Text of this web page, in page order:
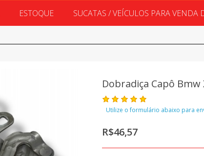
ESTOQUE SUCATAS / VEÍCULOS PARA VENDA
Dobradiça Capô Bmw
Utilize o formulário abaixo para
R$46,57